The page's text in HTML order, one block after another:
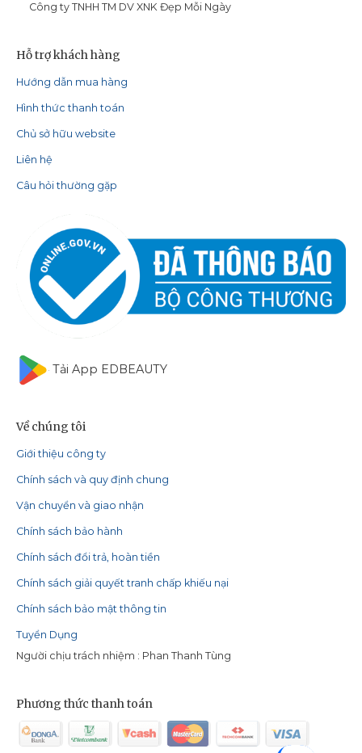
Công ty TNHH TM DV XNK Đẹp Mỗi Ngày
Hỗ trợ khách hàng
Hướng dẫn mua hàng
Hình thức thanh toán
Chủ sở hữu website
Liên hệ
Câu hỏi thường gặp
Tải App EDBEAUTY
Về chúng tôi
Giới thiệu công ty
Chính sách và quy định chung
Vận chuyển và giao nhận
Chính sách bảo hành
Chính sách đổi trả, hoàn tiền
Chính sách giải quyết tranh chấp khiếu nại
Chính sách bảo mật thông tin
Tuyển Dụng
Người chịu trách nhiệm : Phan Thanh Tùng
Phương thức thanh toán